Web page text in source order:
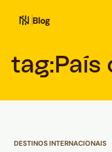
Blog
tag: País
DESTINOS INTERNACIONAIS